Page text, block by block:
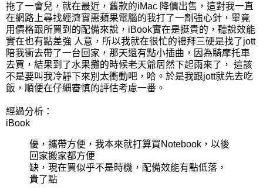
拖了一會兒，就在最近，舊款的iMac 降價出售，這對我一直
在網路上尋找經濟實惠蘋果電腦的我打了一劑強心針，畢竟
用價格跟所買到的配備來說，iBook實在是挺貴的，聽說效能
實在也有點差強 人意，所以我就在很忙的禮拜三硬是找了jott
陪我衝去帶了一台回家，那天還有點小插曲，因為騎摩托車
去買，結果到了水果攤的時候老天爺居然下起雨來了， 這該
不是要叫我冷靜下來別太衝動吧，哈。於是我跟jott就先去吃
飯，順便在仔細審慎的評估考慮一番。
經過分析：
iBook
優，攜帶方便，我本來就打算買Notebook，以後
回家搬家都方便
缺，現在買似乎不是時機，配備效能有點低落，
貴了點